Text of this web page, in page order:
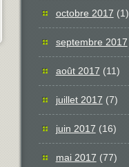
octobre 2017 (1)
septembre 2017
août 2017 (11)
juillet 2017 (7)
juin 2017 (16)
mai 2017 (77)